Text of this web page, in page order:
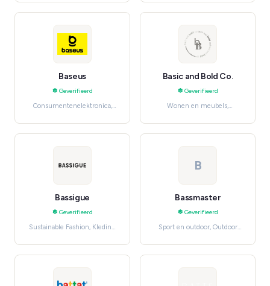
Baseus
Geverifieerd
Consumentenelektronica,
Basic and Bold Co.
Geverifieerd
Wonen en meubels,
Bassigue
Geverifieerd
Sustainable Fashion, Kleding,
B
Bassmaster
Geverifieerd
Sport en outdoor, Outdoor